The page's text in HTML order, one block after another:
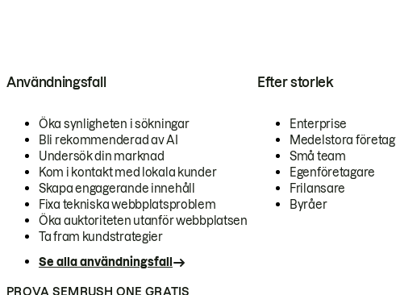
Användningsfall
Öka synligheten i sökningar
Bli rekommenderad av AI
Undersök din marknad
Kom i kontakt med lokala kunder
Skapa engagerande innehåll
Fixa tekniska webbplatsproblem
Öka auktoriteten utanför webbplatsen
Ta fram kundstrategier
Se alla användningsfall
Efter storlek
Enterprise
Medelstora företag
Små team
Egenföretagare
Frilansare
Byråer
PROVA SEMRUSH ONE GRATIS